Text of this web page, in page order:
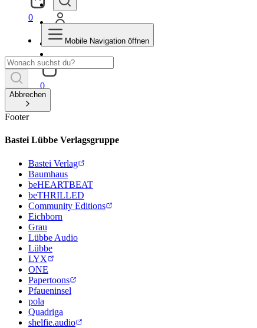
0
0
Mobile Navigation öffnen
Abbrechen
Footer
Bastei Lübbe Verlagsgruppe
Bastei Verlag
Baumhaus
beHEARTBEAT
beTHRILLED
Community Editions
Eichborn
Grau
Lübbe Audio
Lübbe
LYX
ONE
Papertoons
Pfaueninsel
pola
Quadriga
shelfie.audio